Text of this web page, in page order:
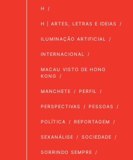
H
H | ARTES, LETRAS E IDEIAS
ILUMINAÇÃO ARTIFICIAL
INTERNACIONAL
MACAU VISTO DE HONG
KONG
MANCHETE PERFIL
PERSPECTIVAS PESSOAS
POLÍTICA REPORTAGEM
SEXANÁLISE SOCIEDADE
SORRINDO SEMPRE